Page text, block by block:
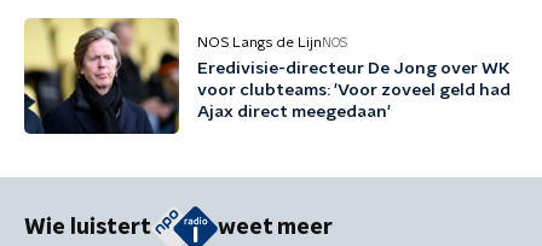
NOS Langs de Lijn NOS
Eredivisie-directeur De Jong over WK
voor clubteams: 'Voor zoveel geld had
Ajax direct meegedaan'
Wie luistert weet meer